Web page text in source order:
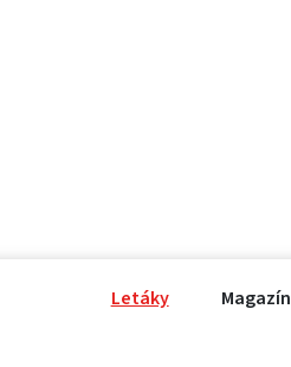
Letáky Magazín